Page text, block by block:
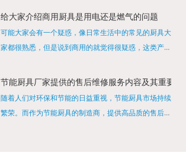
烹饪设备，既能节省空间，又能满足多样化的烹饪需
给大家介绍商用厨具是用电还是燃气的问题
可能大家会有一个疑惑，像日常生活中的常见的厨具大
家都很熟悉，但是说到商用的就觉得很疑惑，这类产品
店用的就是商用的吗?还真别说，真被大家猜对了，这
节能厨具厂家提供的售后维修服务内容及其重要性
随着人们对环保和节能的日益重视，节能厨具市场持续
繁荣。而作为节能厨具的制造商，提供高品质的售后维